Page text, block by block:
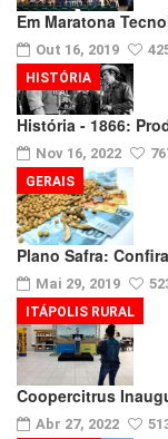
Em Maratona
Out 16, 2019
História - 1866:
Nov 16, 2022
HISTÓRIA
Plano Safra:
Mai 29, 2019
GERAIS
Coopercitrus
Abr 27, 2022
ITÁPOLIS RURAL